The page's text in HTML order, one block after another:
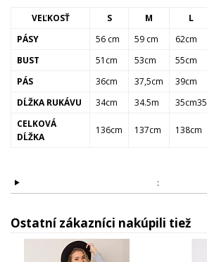
VEĽKOSŤ S M L
PÁSY
56 cm 59 cm 62cm
BUST
51cm 53cm 55cm
PÁS
36cm 37,5cm 39cm
DĹŽKA RUKÁVU
34cm 34.5m 35cm35
CELKOVÁ
DĹŽKA
136cm 137cm 138cm
:
Ostatní zákazníci nakúpili tiež